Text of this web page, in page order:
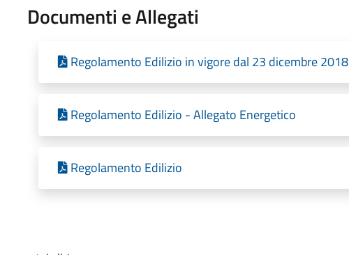
Documenti e Allegati
Regolamento Edilizio in vigore dal 23 dicembre 2018
Regolamento Edilizio - Allegato Energetico
Regolamento Edilizio